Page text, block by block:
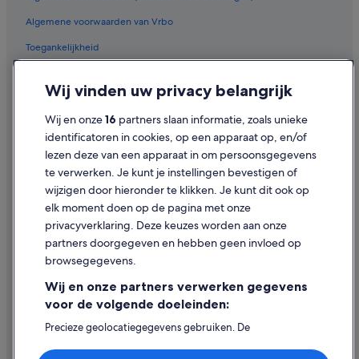
Hotels in de buurt van Champagne Michel Collard
Relais & Chateaux-hotels in Cramant
Romantische in Champagne-Ardenne
Hotels in Le Mesnil-sur-Oger
Hotels in de buurt van Champagne Waris Larmandier
Kastelen in Champagne-Ardenne
Luxe in Champagne-Ardenne
B&B in Kanton Avize
Hotels in Fère-Champenoise
Hotels met restaurant in Champagne-Ardenne
Hotels in de buurt van Chalons-Vatry
Hotels in Cramant
Algemene voorwaarden van Vrbo
Toegankelijkheid
Cookies
Juridische informatie/Contact
Inhoudsrichtlijnen en inhoud rapporteren
Hulp
Ondersteuning
Je boeking wijzigen of annuleren
Restitutieproces en tijdsbestek
Boek een vlucht met airlinetegoed
Wij vinden uw privacy belangrijk
Wij en onze16 partners slaan informatie, zoals unieke
identificatoren in cookies, op een apparaat op, en/of
lezen deze van een apparaat in om persoonsgegevens
te verwerken. Je kunt je instellingen bevestigen of
wijzigen door hieronder te klikken. Je kunt dit ook op
elk moment doen op de pagina met onze
privacyverklaring. Deze keuzes worden aan onze
partners doorgegeven en hebben geen invloed op
browsegegevens.
Wij en onze partners verwerken gegevens
voor de volgende doeleinden:
Precieze geolocatiegegevens gebruiken. De
Informatie op een apparaat opslaan en/of openen.